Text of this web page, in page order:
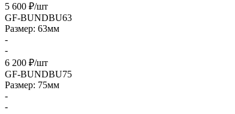
5 600 ₽/шт
GF-BUNDBU63
Размер: 63мм
-
-
6 200 ₽/шт
GF-BUNDBU75
Размер: 75мм
-
-